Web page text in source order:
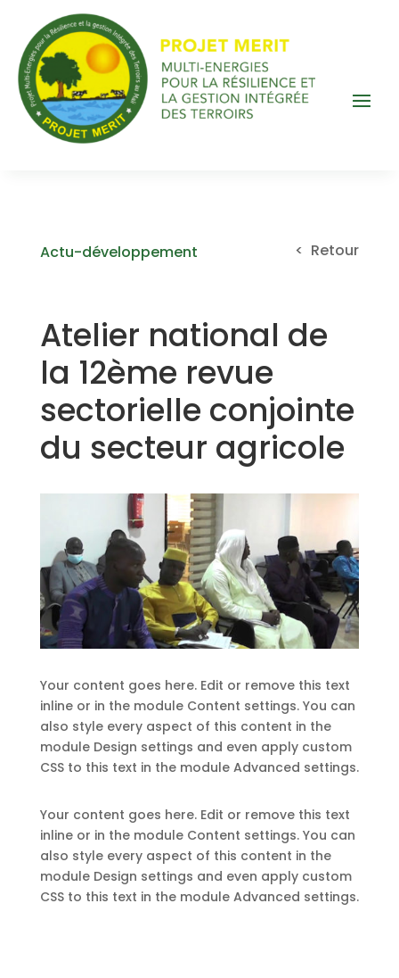
Actu-développement < Retour
Atelier national de
la 12ème revue
sectorielle conjointe
du secteur agricole
Your content goes here. Edit or remove this text
inline or in the module Content settings. You can
also style every aspect of this content in the
module Design settings and even apply custom
CSS to this text in the module Advanced settings.
Your content goes here. Edit or remove this text
inline or in the module Content settings. You can
also style every aspect of this content in the
module Design settings and even apply custom
CSS to this text in the module Advanced settings.